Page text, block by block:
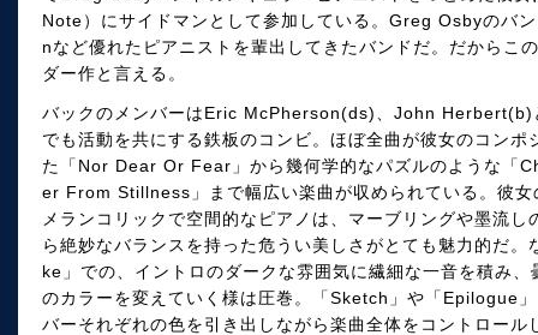
Note）にサイドマンとして参加している。Greg Osbyのバ
nなど優れたピアニストを輩出してきたバンドだ。だからこ
ダー作と言える。
バックのメンバーはEric McPherson(ds)、John
でも活動を共にする鉄板のコンビ。ほぼ全曲が彼女のコン
た「Nor Dear Or Fear」から幾何学的なパズルのような「
er From Stillness」まで幅広い楽曲が収められている。彼
メランコリックで空間的なピアノは、マーブリングや墨流
ら絶妙なバランスを持った危うい美しさがとても魅力的だ
ke」での、イントロのダークな雰囲気に繊細な一音を積み
のカラーを変えていく様は圧巻。「Sketch」や「Epilogue
バーそれぞれの色を引き出しながら楽曲全体をコントロー